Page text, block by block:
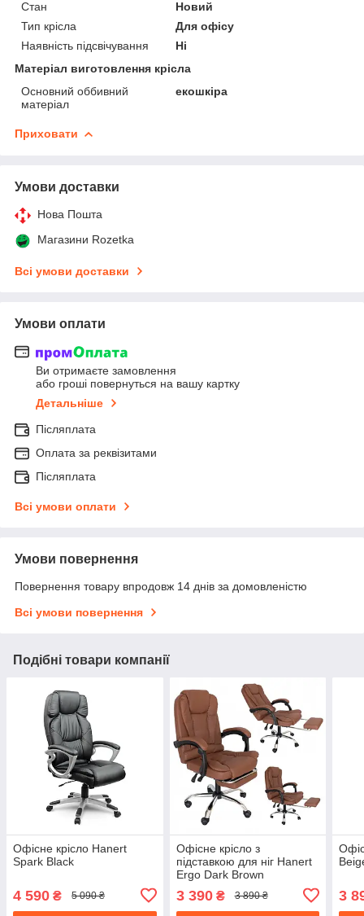
Стан
Новий
Тип крісла
Для офісу
Наявність підсвічування
Ні
Матеріал виготовлення крісла
Основний оббивний
матеріал
екошкіра
Приховати
Умови доставки
Нова Пошта
Магазини Rozetka
Всі умови доставки
Умови оплати
Ви отримаєте замовлення
або гроші повернуться на вашу картку
Детальніше
Післяплата
Оплата за реквізитами
Післяплата
Всі умови оплати
Умови повернення
Повернення товару впродовж 14 днів за домовленістю
Всі умови повернення
Подібні товари компанії
Офісне крісло Hanert
Spark Black
4 590 ₴ 5 090 ₴
Офісне крісло з
підставкою для ніг Hanert
Ergo Dark Brown
3 390₴ 3 890 ₴ 3